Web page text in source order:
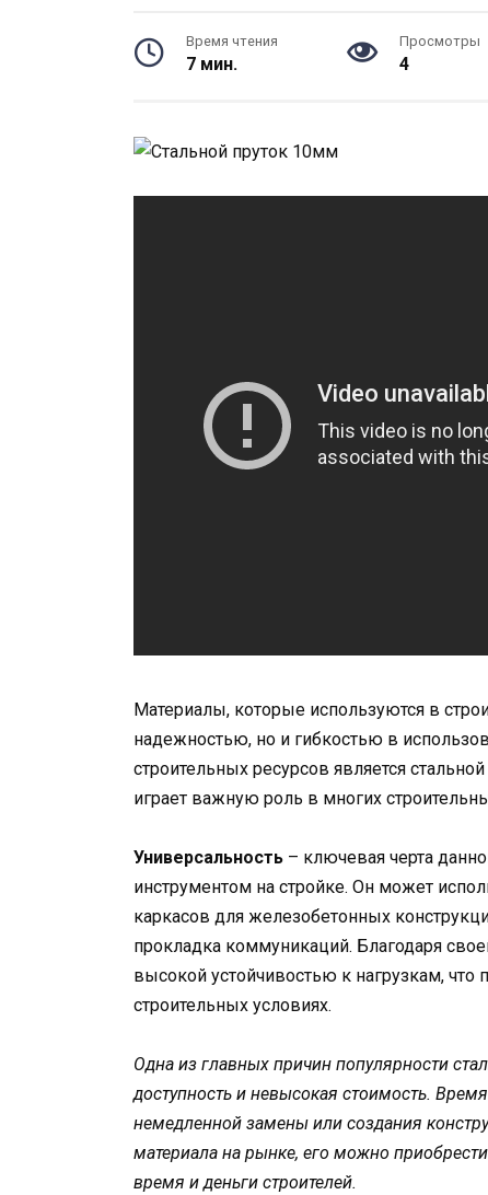
Время чтения
7 мин.
Просмотры
4
Материалы, которые используются в
надежностью, но и гибкостью в
строительных ресурсов является
играет важную роль в многих
Универсальность – ключевая черта
инструментом на стройке. Он может
каркасов для железобетонных
прокладка коммуникаций. Благодаря
высокой устойчивостью к нагрузкам, что
строительных условиях.
Одна из главных причин популярности
доступность и невысокая стоимость.
немедленной замены или создания
материала на рынке, его можно
время и деньги строителей.